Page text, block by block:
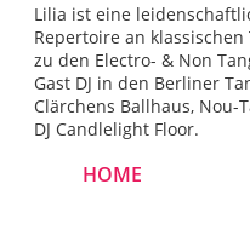
Lilia ist eine
Repertoire an
zu den Electro- & Non
Gast DJ in den Berliner
Clärchens Ballhaus, Nou-
DJ Candlelight Floor.
HOME